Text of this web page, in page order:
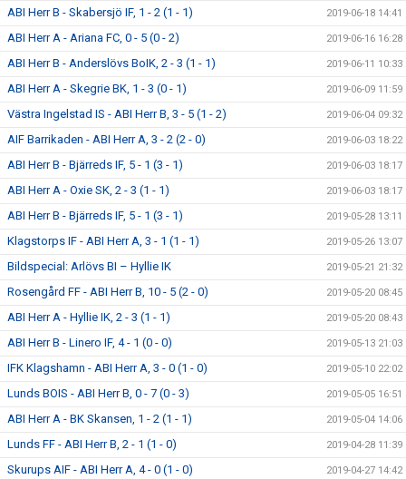
ABI Herr B - Skabersjö IF, 1 - 2 (1 - 1) 2019-06-18 14:41
ABI Herr A - Ariana FC, 0 - 5 (0 - 2) 2019-06-16 16:28
ABI Herr B - Anderslövs BoIK, 2 - 3 (1 - 1) 2019-06-11 10:33
ABI Herr A - Skegrie BK, 1 - 3 (0 - 1) 2019-06-09 11:59
Västra Ingelstad IS - ABI Herr B, 3 - 5 (1 - 2) 2019-06-04 09:32
AIF Barrikaden - ABI Herr A, 3 - 2 (2 - 0) 2019-06-03 18:22
ABI Herr B - Bjärreds IF, 5 - 1 (3 - 1) 2019-06-03 18:17
ABI Herr A - Oxie SK, 2 - 3 (1 - 1) 2019-06-03 18:17
ABI Herr B - Bjärreds IF, 5 - 1 (3 - 1) 2019-05-28 13:11
Klagstorps IF - ABI Herr A, 3 - 1 (1 - 1) 2019-05-26 13:07
Bildspecial: Arlövs BI – Hyllie IK 2019-05-21 21:32
Rosengård FF - ABI Herr B, 10 - 5 (2 - 0) 2019-05-20 08:45
ABI Herr A - Hyllie IK, 2 - 3 (1 - 1) 2019-05-20 08:43
ABI Herr B - Linero IF, 4 - 1 (0 - 0) 2019-05-13 21:03
IFK Klagshamn - ABI Herr A, 3 - 0 (1 - 0) 2019-05-10 22:02
Lunds BOIS - ABI Herr B, 0 - 7 (0 - 3) 2019-05-05 16:51
ABI Herr A - BK Skansen, 1 - 2 (1 - 1) 2019-05-04 14:06
Lunds FF - ABI Herr B, 2 - 1 (1 - 0) 2019-04-28 11:39
Skurups AIF - ABI Herr A, 4 - 0 (1 - 0) 2019-04-27 14:42